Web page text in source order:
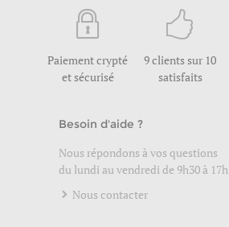
Paiement crypté
et sécurisé
9 clients sur 10
satisfaits
Besoin d'aide ?
Nous répondons à vos questions
du lundi au vendredi de 9h30 à 17h
Nous contacter